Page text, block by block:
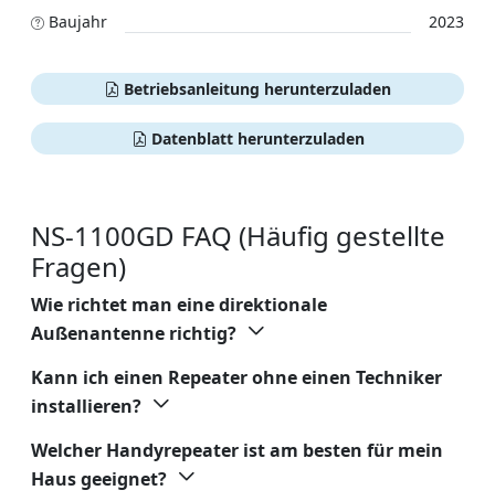
Baujahr 2023
Betriebsanleitung herunterzuladen
Datenblatt herunterzuladen
NS-1100GD FAQ (Häufig gestellte
Fragen)
Wie richtet man eine direktionale
Außenantenne richtig?
Kann ich einen Repeater ohne einen Techniker
installieren?
Welcher Handyrepeater ist am besten für mein
Haus geeignet?